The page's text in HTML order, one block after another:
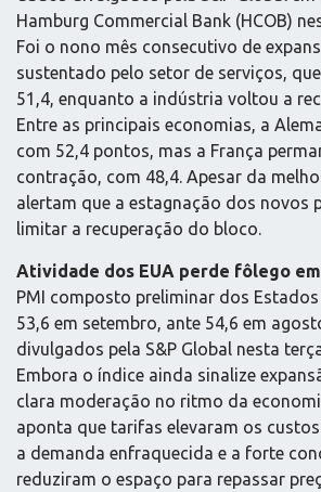
Hamburg Commercial Bank (HCOB)
Foi o nono mês consecutivo de
sustentado pelo setor de serviços,
51,4, enquanto a indústria voltou a
Entre as principais economias, a
com 52,4 pontos, mas a França
contração, com 48,4. Apesar da
alertam que a estagnação dos novos
limitar a recuperação do bloco.
Atividade dos EUA perde fôlego
PMI composto preliminar dos
53,6 em setembro, ante 54,6 em
divulgados pela S&P Global nesta
Embora o índice ainda sinalize
clara moderação no ritmo da
aponta que tarifas elevaram os
a demanda enfraquecida e a forte
reduziram o espaço para repassar